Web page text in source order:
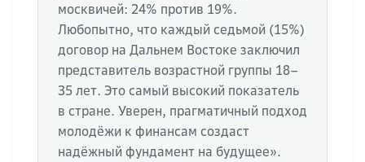
москвичей: 24% против 19%.
Любопытно, что каждый седьмой (15%)
договор на Дальнем Востоке заключил
представитель возрастной группы 18–
35 лет. Это самый высокий показатель
в стране. Уверен, прагматичный подход
молодёжи к финансам создаст
надёжный фундамент на будущее».